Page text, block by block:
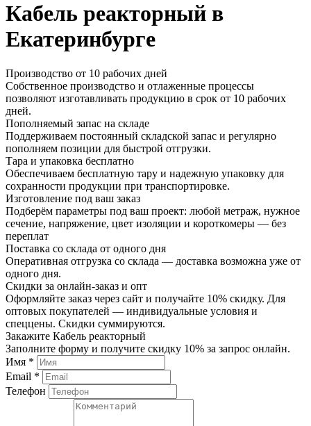
Кабель реакторный в
Екатеринбурге
Производство от 10 рабочих дней
Собственное производство и отлаженные процессы
позволяют изготавливать продукцию в срок от 10 рабочих
дней.
Пополняемый запас на складе
Поддерживаем постоянный складской запас и регулярно
пополняем позиции для быстрой отгрузки.
Тара и упаковка бесплатно
Обеспечиваем бесплатную тару и надежную упаковку для
сохранности продукции при транспортировке.
Изготовление под ваш заказ
Подберём параметры под ваш проект: любой метраж, нужное
сечение, напряжение, цвет изоляции и короткомеры — без
переплат
Поставка со склада от одного дня
Оперативная отгрузка со склада — доставка возможна уже от
одного дня.
Скидки за онлайн-заказ и опт
Оформляйте заказ через сайт и получайте 10% скидку. Для
оптовых покупателей — индивидуальные условия и
спеццены. Скидки суммируются.
Закажите Кабель реакторный
Заполните форму и получите скидку 10% за запрос онлайн.
Имя *
Email *
Телефон